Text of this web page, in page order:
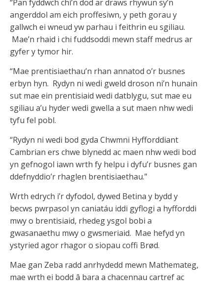
“Pan fyddwch chi’n dod ar draws rhywun sy’n
angerddol am eich proffesiwn, y peth gorau y
gallwch ei wneud yw parhau i feithrin eu sgiliau.
Mae’n rhaid i chi fuddsoddi mewn staff medrus ar
gyfer y tymor hir.
“Mae prentisiaethau’n rhan annatod o’r busnes
erbyn hyn. Rydyn ni wedi gweld droson ni’n hunain
sut mae ein prentisiaid wedi datblygu, sut mae eu
sgiliau a’u hyder wedi gwella a sut maen nhw wedi
tyfu fel pobl.
“Rydyn ni wedi bod gyda Chwmni Hyfforddiant
Cambrian ers chwe blynedd ac maen nhw wedi bod
yn gefnogol iawn wrth fy helpu i dyfu’r busnes gan
ddefnyddio’r rhaglen brentisiaethau.”
Wrth edrych i’r dyfodol, dywed Betina y bydd y
becws pwrpasol yn caniatáu iddi gyflogi a hyfforddi
mwy o brentisiaid, rhedeg ysgol bobi a
gwasanaethu mwy o gwsmeriaid. Mae hefyd yn
ystyried agor rhagor o siopau coffi Brød.
Mae gan Zeba radd anrhydedd mewn Mathemateg,
mae wrth ei bodd â bara a chacennau cartref ac